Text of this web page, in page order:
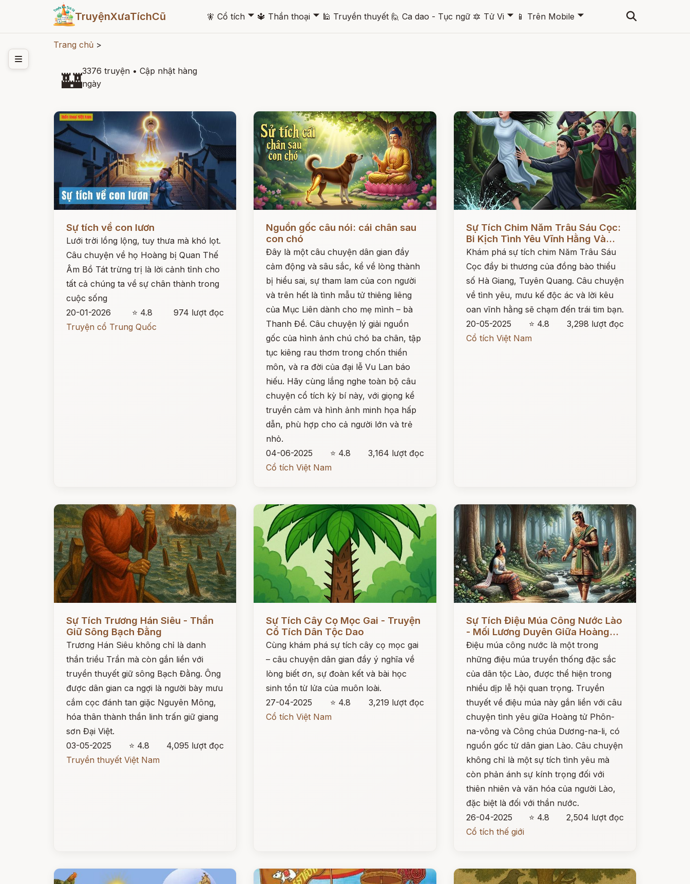
TruyệnXưaTíchCũ 🧚 Cổ tích 🞃 🔱 Thần thoại 🞃 🕌 Truyền thuyết 🙋 Ca dao - Tục ngữ 🔯 Tử Vi 🞃 📱 Trên Mobile 🞃
Trang chủ >
🏰3376 truyện • Cập nhật hàng
ngày
Sự tích về con lươn
Lưới trời lồng lộng, tuy thưa mà khó lọt.
Câu chuyện về họ Hoàng bị Quan Thế
Âm Bồ Tát trừng trị là lời cảnh tỉnh cho
tất cả chúng ta về sự chân thành trong
cuộc sống
20-01-2026
⭐ 4.8
974 lượt đọc
Truyện cổ Trung Quốc
Đọc ngay
Nguồn gốc câu nói: cái chân sau
con chó
Đây là một câu chuyện dân gian đầy
cảm động và sâu sắc, kể về lòng thành
bị hiểu sai, sự tham lam của con người
và trên hết là tình mẫu tử thiêng liêng
của Mục Liên dành cho mẹ mình – bà
Thanh Đề. Câu chuyện lý giải nguồn
gốc của hình ảnh chú chó ba chân, tập
tục kiêng rau thơm trong chốn thiền
môn, và ra đời của đại lễ Vu Lan báo
hiếu. Hãy cùng lắng nghe toàn bộ câu
chuyện cổ tích kỳ bí này, với giọng kể
truyền cảm và hình ảnh minh họa hấp
dẫn, phù hợp cho cả người lớn và trẻ
nhỏ.
04-06-2025
⭐ 4.8
3,164 lượt đọc
Cổ tích Việt Nam
Sự Tích Chim Năm Trâu Sáu Cọc:
Bi Kịch Tình Yêu Vĩnh Hằng Và...
Khám phá sự tích chim Năm Trâu Sáu
Cọc đầy bi thương của đồng bào thiểu
số Hà Giang, Tuyên Quang. Câu chuyện
về tình yêu, mưu kế độc ác và lời kêu
oan vĩnh hằng sẽ chạm đến trái tim bạn.
20-05-2025
⭐ 4.8
3,298 lượt đọc
Cổ tích Việt Nam
Sự Tích Trương Hán Siêu - Thần
Giữ Sông Bạch Đằng
Trương Hán Siêu không chỉ là danh
thần triều Trần mà còn gắn liền với
truyền thuyết giữ sông Bạch Đằng. Ông
được dân gian ca ngợi là người bày mưu
cắm cọc đánh tan giặc Nguyên Mông,
hóa thân thành thần linh trấn giữ giang
sơn Đại Việt.
03-05-2025
⭐ 4.8
4,095 lượt đọc
Truyền thuyết Việt Nam
Sự Tích Cây Cọ Mọc Gai - Truyện
Cổ Tích Dân Tộc Dao
Cùng khám phá sự tích cây cọ mọc gai
– câu chuyện dân gian đầy ý nghĩa về
lòng biết ơn, sự đoàn kết và bài học
sinh tồn từ lửa của muôn loài.
27-04-2025
⭐ 4.8
3,219 lượt đọc
Cổ tích Việt Nam
Sự Tích Điệu Múa Công Nước Lào
- Mối Lương Duyên Giữa Hoàng...
Điệu múa công nước là một trong
những điệu múa truyền thống đặc sắc
của dân tộc Lào, được thể hiện trong
nhiều dịp lễ hội quan trọng. Truyền
thuyết về điệu múa này gắn liền với câu
chuyện tình yêu giữa Hoàng tử Phôn-
na-vông và Công chúa Dương-na-li, có
nguồn gốc từ dân gian Lào. Câu chuyện
không chỉ là một sự tích tình yêu mà
còn phản ánh sự kính trọng đối với
thiên nhiên và văn hóa của người Lào,
đặc biệt là đối với thần nước.
26-04-2025
⭐ 4.8
2,504 lượt đọc
Cổ tích thế giới